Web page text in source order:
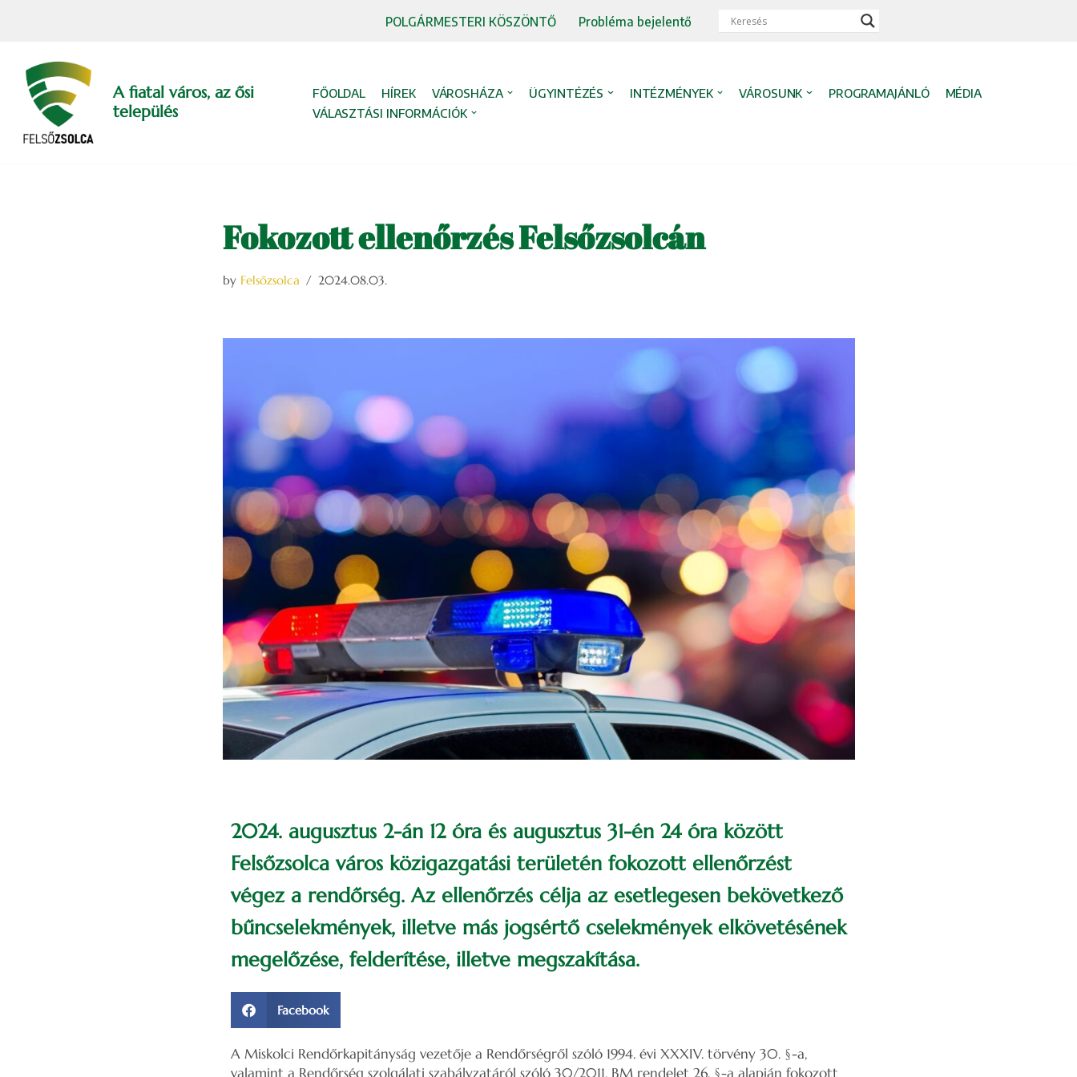
content
POLGÁRMESTERI KÖSZÖNTŐ Probléma bejelentő
A fiatal város, az ősi
település
FŐOLDAL HÍREK VÁROSHÁZA ÜGYINTÉZÉS INTÉZMÉNYEK VÁROSUNK PROGRAMAJÁNLÓ
MÉDIA
VÁLASZTÁSI INFORMÁCIÓK
Fokozott ellenőrzés Felsőzsolcán
by Felsőzsolca 2024.08.03.
2024. augusztus 2-án 12 óra és augusztus 31-én 24 óra között
Felsőzsolca város közigazgatási területén fokozott ellenőrzést
végez a rendőrség. Az ellenőrzés célja az esetlegesen bekövetkező
bűncselekmények, illetve más jogsértő cselekmények elkövetésének
megelőzése, felderítése, illetve megszakítása.
Facebook
A Miskolci Rendőrkapitányság vezetője a Rendőrségről szóló 1994. évi XXXIV. törvény 30. §-a,
valamint a Rendőrség szolgálati szabályzatáról szóló 30/2011. BM rendelet 26. §-a alapján fokozott